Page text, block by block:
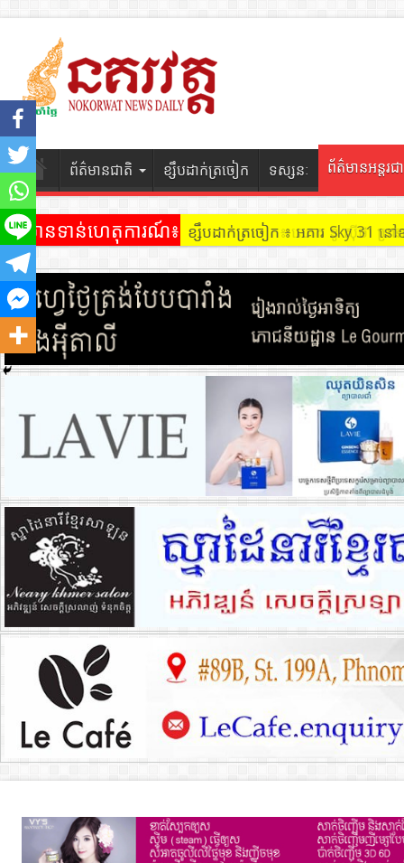
ព័ត៌មានជាតិ ខ្សឹបដាក់ត្រចៀក ទស្សនៈ ព័ត៌មានអន្តរជ
ព័ត៌មានទាន់ហេតុការណ៍៖ ខ្សឹបដាក់ត្រចៀក ៖ អគារ Sky 31